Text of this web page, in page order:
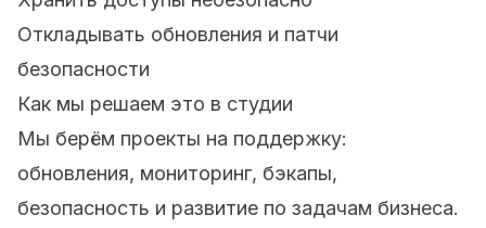
Откладывать обновления и патчи
безопасности
Как мы решаем это в студии
Мы берём проекты на поддержку:
обновления, мониторинг, бэкапы,
безопасность и развитие по задачам бизнеса.